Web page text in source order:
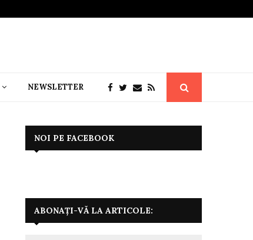
NEWSLETTER
NOI PE FACEBOOK
ABONAȚI-VĂ LA ARTICOLE: